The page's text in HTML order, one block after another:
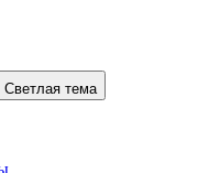
Светлая тема